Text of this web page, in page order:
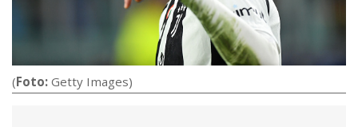
(Foto: Getty Images)